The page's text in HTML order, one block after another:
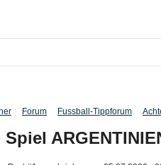
Forum Fussball-Tippforum